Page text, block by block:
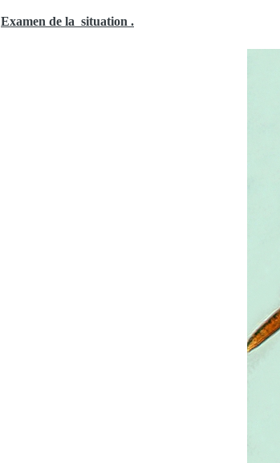
Examen de la situation .